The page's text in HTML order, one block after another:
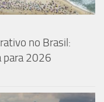
no Brasil:
para 2026